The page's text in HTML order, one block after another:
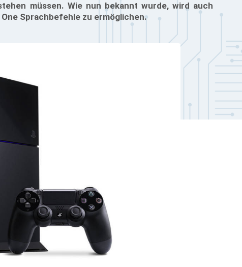
müssen. Wie nun bekannt wurde, wird auch
Sprachbefehle zu ermöglichen.